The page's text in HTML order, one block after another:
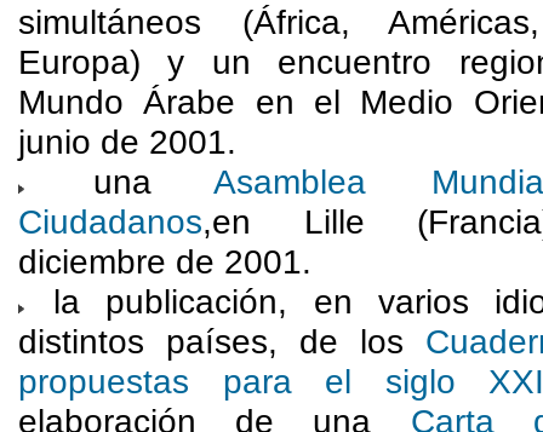
simultáneos (África,
Europa) y un encuentro
Mundo Árabe en el Medio
junio de 2001.
una Asamblea
Ciudadanos,en Lille
diciembre de 2001.
la publicación, en varios
distintos países, de los
propuestas para el siglo XXI
elaboración de una Carta